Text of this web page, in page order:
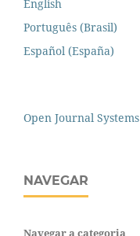
English
Português (Brasil)
Español (España)
Open Journal Systems
NAVEGAR
Navegar a categoria